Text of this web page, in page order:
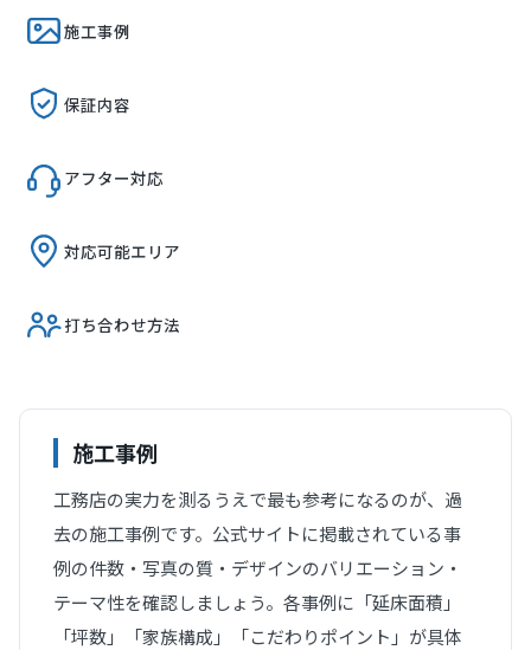
施工事例
保証内容
アフター対応
対応可能エリア
打ち合わせ方法
施工事例
工務店の実力を測るうえで最も参考になるのが、過
去の施工事例です。公式サイトに掲載されている事
例の件数・写真の質・デザインのバリエーション・
テーマ性を確認しましょう。各事例に「延床面積」
「坪数」「家族構成」「こだわりポイント」が具体